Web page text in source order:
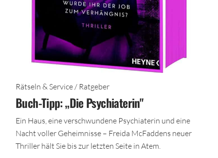
Rätseln & Service / Ratgeber
Buch-Tipp: „Die Psychiaterin"
Ein Haus, eine verschwundene Psychiaterin und eine
Nacht voller Geheimnisse – Freida McFaddens neuer
Thriller hält Sie bis zur letzten Seite in Atem.